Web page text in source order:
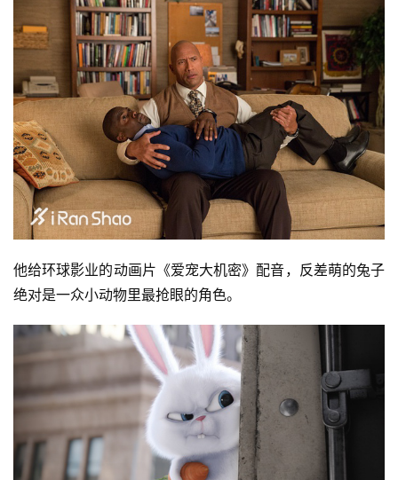
他给环球影业的动画片《爱宠大机密》配音，反差萌的兔子
绝对是一众小动物里最抢眼的角色。